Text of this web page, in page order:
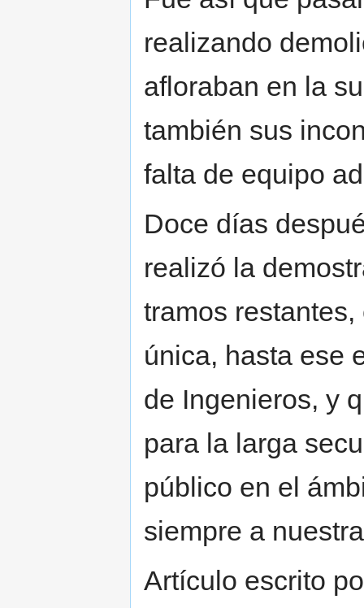
realizando
afloraban en la
también sus
falta de equipo
Doce días
realizó la
tramos
única, hasta ese
de Ingenieros, y
para la larga
público en el
siempre a
Artículo escrito